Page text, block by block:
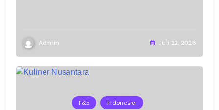
Admin Juli 22, 2026
F&b Indonesia